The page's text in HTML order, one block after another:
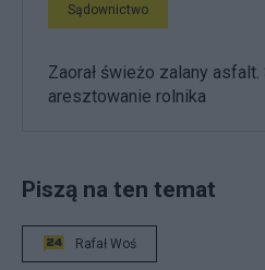
Sądownictwo
Zaorał świeżo zalany
aresztowanie rolnika
Piszą na ten temat
Rafał Woś